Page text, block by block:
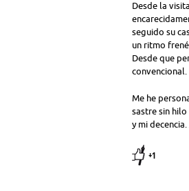
Desde la
seguido su
un ritmo
Desde que
Me he
sastre sin hilo
y mi
+1